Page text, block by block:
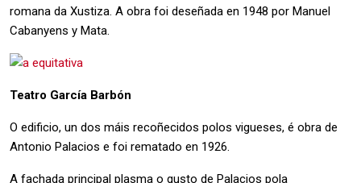
romana da Xustiza. A obra foi deseñada en 1948 por Manuel
Cabanyens y Mata.
Teatro García Barbón
O edificio, un dos máis recoñecidos polos vigueses, é obra de
Antonio Palacios e foi rematado en 1926.
A fachada principal plasma o gusto de Palacios pola